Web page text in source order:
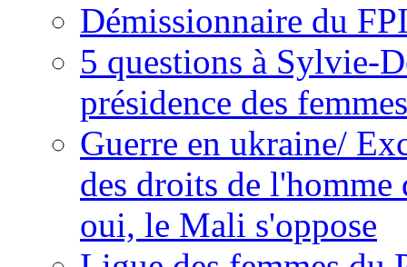
Démissionnaire du
5 questions à Sylvie-
présidence des
Guerre en ukraine/
des droits de
oui, le Mali s'oppose